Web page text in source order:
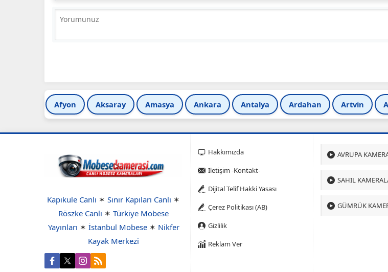
Afyon Aksaray Amasya Ankara Antalya Ardahan Artvin
Kapıkule Canlı ✶ Sınır Kapıları Canlı ✶
Röszke Canlı ✶ Türkiye Mobese
Yayınları ✶ İstanbul Mobese✶ Nikfer
Kayak Merkezi
Hakkımızda
Iletişim -Kontakt-
Dijital Telif Hakki Yasası
Çerez Politikası (AB)
Gizlilik
Reklam Ver
AVRUPA
SAHIL
GÜMRÜK